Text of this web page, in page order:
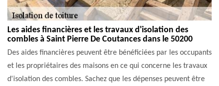
Les aides financières et les travaux d'isolation des
combles à Saint Pierre De Coutances dans le 50200
Des aides financières peuvent être bénéficiées par les occupants
et les propriétaires des maisons en ce qui concerne les travaux
d'isolation des combles. Sachez que les dépenses peuvent être